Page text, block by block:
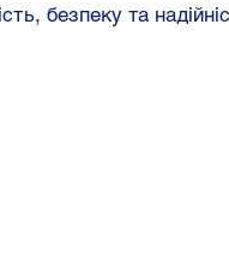
безпеку та